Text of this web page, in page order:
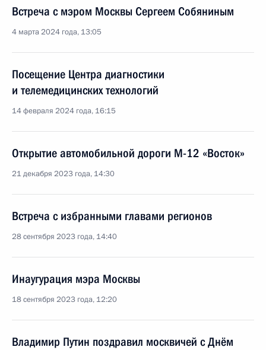
Встреча с мэром Москвы Сергеем Собяниным
4 марта 2024 года, 13:05
Посещение Центра диагностики
и телемедицинских технологий
14 февраля 2024 года, 16:15
Открытие автомобильной дороги М-12 «Восток»
21 декабря 2023 года, 14:30
Встреча с избранными главами регионов
28 сентября 2023 года, 14:40
Инаугурация мэра Москвы
18 сентября 2023 года, 12:20
Владимир Путин поздравил москвичей с Днём